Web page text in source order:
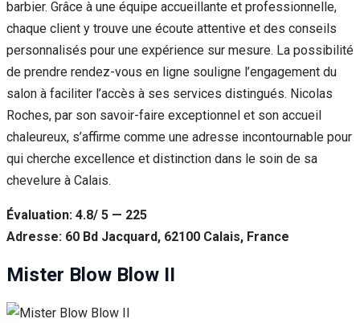
barbier. Grâce à une équipe accueillante et professionnelle,
chaque client y trouve une écoute attentive et des conseils
personnalisés pour une expérience sur mesure. La possibilité
de prendre rendez-vous en ligne souligne l’engagement du
salon à faciliter l’accès à ses services distingués. Nicolas
Roches, par son savoir-faire exceptionnel et son accueil
chaleureux, s’affirme comme une adresse incontournable pour
qui cherche excellence et distinction dans le soin de sa
chevelure à Calais.
Évaluation: 4.8/ 5 — 225
Adresse: 60 Bd Jacquard, 62100 Calais, France
Mister Blow Blow II